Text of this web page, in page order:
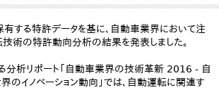
保有する特許データを基に、自動車業界において注
術の特許動向分析の結果を発表しました。
る分析リポート「自動車業界の技術革新 2016 - 自
のイノベーション動向」では、自動運転に関連す